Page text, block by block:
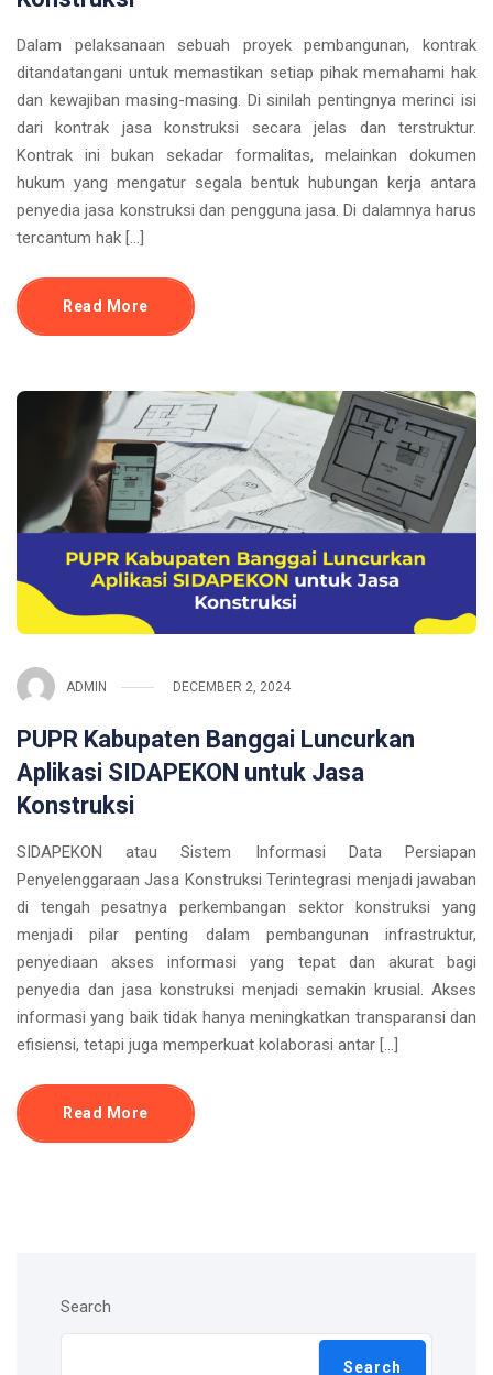
Dalam pelaksanaan sebuah proyek pembangunan, kontrak
ditandatangani untuk memastikan setiap pihak memahami hak
dan kewajiban masing-masing. Di sinilah pentingnya merinci isi
dari kontrak jasa konstruksi secara jelas dan terstruktur.
Kontrak ini bukan sekadar formalitas, melainkan dokumen
hukum yang mengatur segala bentuk hubungan kerja antara
penyedia jasa konstruksi dan pengguna jasa. Di dalamnya harus
tercantum hak […]
Read More
ADMIN DECEMBER 2, 2024
PUPR Kabupaten Banggai Luncurkan
Aplikasi SIDAPEKON untuk Jasa
Konstruksi
SIDAPEKON atau Sistem Informasi Data Persiapan
Penyelenggaraan Jasa Konstruksi Terintegrasi menjadi jawaban
di tengah pesatnya perkembangan sektor konstruksi yang
menjadi pilar penting dalam pembangunan infrastruktur,
penyediaan akses informasi yang tepat dan akurat bagi
penyedia dan jasa konstruksi menjadi semakin krusial. Akses
informasi yang baik tidak hanya meningkatkan transparansi dan
efisiensi, tetapi juga memperkuat kolaborasi antar […]
Read More
Search
Search